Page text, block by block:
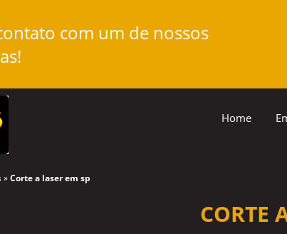
com um de nossos
Home
»Corte a laser em sp
CORTE